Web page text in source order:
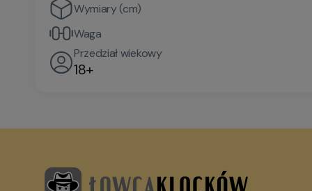
Wymiary (cm)
Waga
Przedział wiekowy
18+